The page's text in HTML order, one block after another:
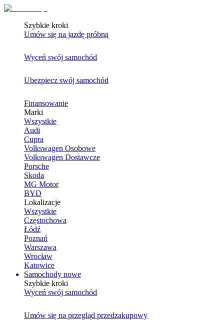
Szybkie kroki
Umów się na jazdę próbną
Wyceń swój samochód
Ubezpiecz swój samochód
Finansowanie
Marki
Wszystkie
Audi
Cupra
Volkswagen Osobowe
Volkswagen Dostawcze
Porsche
Skoda
MG Motor
BYD
Lokalizacje
Wszystkie
Częstochowa
Łódź
Poznań
Warszawa
Wrocław
Katowice
Samochody nowe
Szybkie kroki
Wyceń swój samochód
Umów się na przegląd przedzakupowy